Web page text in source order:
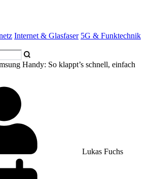
Internet & Glasfaser 5G & Funktechnik
Handy: So klappt’s schnell, einfach
Lukas Fuchs